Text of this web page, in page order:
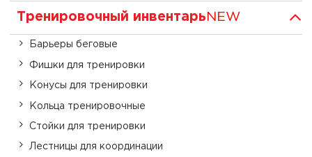
Тренировочный инвентарь NEW
Барьеры беговые
Фишки для тренировки
Конусы для тренировки
Кольца тренировочные
Стойки для тренировки
Лестницы для координации